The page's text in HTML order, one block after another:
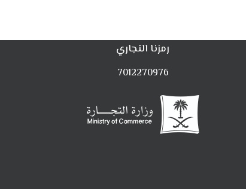
رمزنا التجاري
7012270976